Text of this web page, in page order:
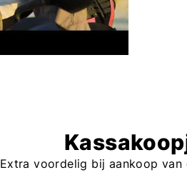
Extra voordelig bij aankoop van